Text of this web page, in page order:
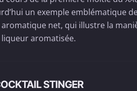
un exemple emblématique de
net, qui illustre la
aromatisée.
STINGER